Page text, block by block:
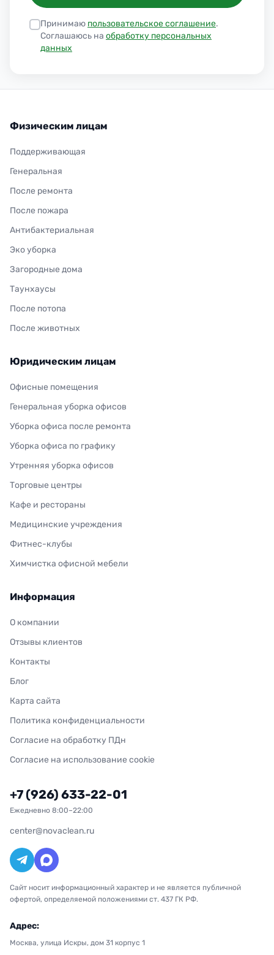
Принимаю пользовательское соглашение.
Соглашаюсь на обработку персональных
данных
Физическим лицам
Поддерживающая
Генеральная
После ремонта
После пожара
Антибактериальная
Эко уборка
Загородные дома
Таунхаусы
После потопа
После животных
Юридическим лицам
Офисные помещения
Генеральная уборка офисов
Уборка офиса после ремонта
Уборка офиса по графику
Утренняя уборка офисов
Торговые центры
Кафе и рестораны
Медицинские учреждения
Фитнес-клубы
Химчистка офисной мебели
Информация
О компании
Отзывы клиентов
Контакты
Блог
Карта сайта
Политика конфиденциальности
Согласие на обработку ПДн
Согласие на использование cookie
+7 (926) 633-22-01
Ежедневно 8:00–22:00
center@novaclean.ru
Сайт носит информационный характер и не является публичной
офертой, определяемой положениями ст. 437 ГК РФ.
Адрес:
Москва, улица Искры, дом 31 корпус 1